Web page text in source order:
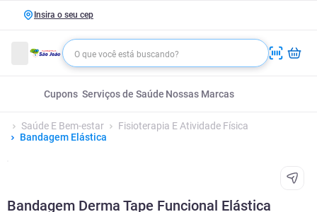
Insira o seu cep
Cupons Serviços de Saúde Nossas Marcas
Saúde E Bem-estar
Fisioterapia E Atividade Física
Bandagem Elástica
Bandagem Derma Tape Funcional Elástica